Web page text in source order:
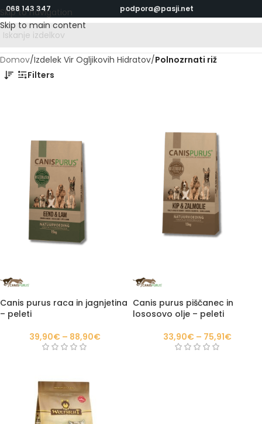
Skip to navigation
Skip to main content
068 143 347 podpora@pasji.net
Domov/Izdelek Vir Ogljikovih Hidratov/Polnozrnati riž
Filters
Canis purus raca in jagnjetina
– peleti
39,90€ – 88,90€
Canis purus piščanec in
lososovo olje – peleti
33,90€ – 75,91€